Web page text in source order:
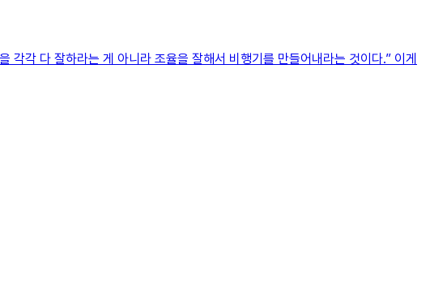
각 다 잘하라는 게 아니라 조율을 잘해서 비행기를 만들어내라는 것이다.” 이게